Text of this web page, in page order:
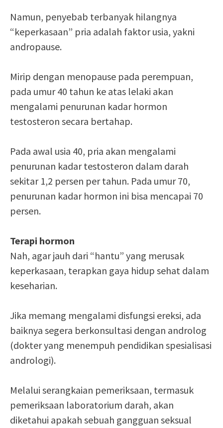
Namun, penyebab terbanyak hilangnya
“keperkasaan” pria adalah faktor usia, yakni
andropause.
Mirip dengan menopause pada perempuan,
pada umur 40 tahun ke atas lelaki akan
mengalami penurunan kadar hormon
testosteron secara bertahap.
Pada awal usia 40, pria akan mengalami
penurunan kadar testosteron dalam darah
sekitar 1,2 persen per tahun. Pada umur 70,
penurunan kadar hormon ini bisa mencapai 70
persen.
Terapi hormon
Nah, agar jauh dari “hantu” yang merusak
keperkasaan, terapkan gaya hidup sehat dalam
keseharian.
Jika memang mengalami disfungsi ereksi, ada
baiknya segera berkonsultasi dengan androlog
(dokter yang menempuh pendidikan spesialisasi
andrologi).
Melalui serangkaian pemeriksaan, termasuk
pemeriksaan laboratorium darah, akan
diketahui apakah sebuah gangguan seksual